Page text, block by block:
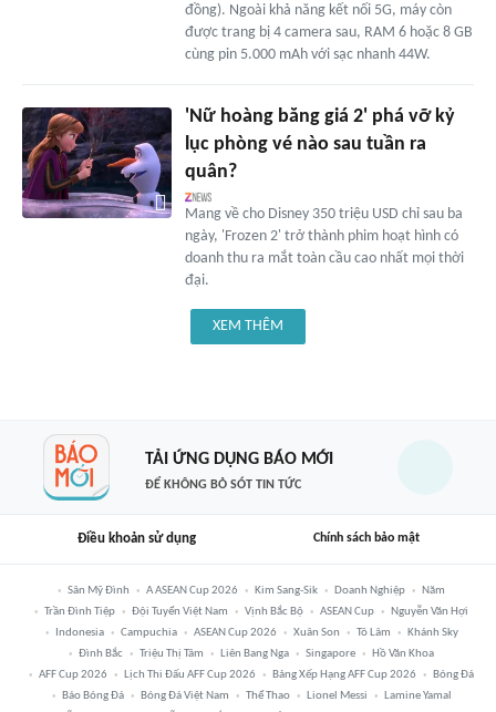
đồng). Ngoài khả năng kết nối 5G, máy còn
được trang bị 4 camera sau, RAM 6 hoặc 8 GB
cùng pin 5.000 mAh với sạc nhanh 44W.
'Nữ hoàng băng giá 2' phá vỡ kỷ
lục phòng vé nào sau tuần ra
quân?
Mang về cho Disney 350 triệu USD chỉ sau ba
ngày, 'Frozen 2' trở thành phim hoạt hình có
doanh thu ra mắt toàn cầu cao nhất mọi thời
đại.
XEM THÊM
TẢI ỨNG DỤNG BÁO MỚI
ĐỂ KHÔNG BỎ SÓT TIN TỨC
Điều khoản sử dụng Chính sách bảo mật
Sân Mỹ Đình A ASEAN Cup 2026 Kim Sang-Sik Doanh Nghiệp
Năm
Trần Đình Tiệp
Đội Tuyển Việt Nam Vịnh Bắc Bộ ASEAN Cup
Nguyễn Văn Hợi
Indonesia
Campuchia ASEAN Cup 2026 Xuân Son Tô Lâm
Khánh Sky
Đình Bắc
Triệu Thị Tâm Liên Bang Nga Singapore
Hồ Văn Khoa
AFF Cup 2026
Lịch Thi Đấu AFF Cup 2026 Bảng Xếp Hạng AFF Cup 2026
Bóng Đá
Báo Bóng Đá
Bóng Đá Việt Nam Thể Thao Lionel Messi
Lamine Yamal